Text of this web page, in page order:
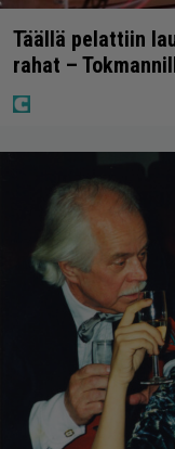
Täällä pelattiin
rahat –